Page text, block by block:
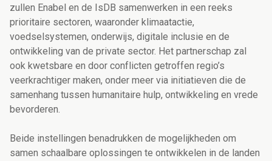
zullen Enabel en de IsDB samenwerken in een reeks
prioritaire sectoren, waaronder klimaatactie,
voedselsystemen, onderwijs, digitale inclusie en de
ontwikkeling van de private sector. Het partnerschap zal
ook kwetsbare en door conflicten getroffen regio’s
veerkrachtiger maken, onder meer via initiatieven die de
samenhang tussen humanitaire hulp, ontwikkeling en vrede
bevorderen.
Beide instellingen benadrukken de mogelijkheden om
samen schaalbare oplossingen te ontwikkelen in de landen